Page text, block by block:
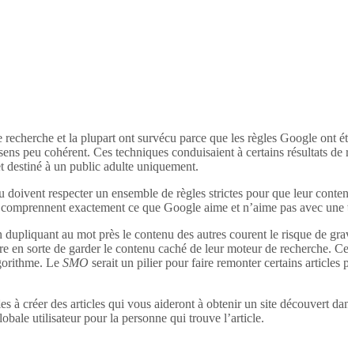
et la plupart ont survécu parce que les règles Google ont
peu cohérent. Ces techniques conduisaient à certains résultats de
destiné à un public adulte uniquement.
doivent respecter un ensemble de règles strictes pour que leur
exactement ce que Google aime et n’aime pas avec
au mot près le contenu des autres courent le risque de
sorte de garder le contenu caché de leur moteur de recherche.
Le SMO serait un pilier pour faire remonter certains articles
à créer des articles qui vous aideront à obtenir un site découvert
utilisateur pour la personne qui trouve l’article.